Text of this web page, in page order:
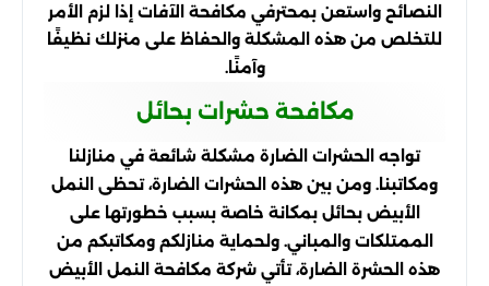
النصائح واستعن بمحترفي مكافحة الآفات إذا لزم الأمر
للتخلص من هذه المشكلة والحفاظ على منزلك نظيفًا
وآمنًا.
مكافحة حشرات بحائل
تواجه الحشرات الضارة مشكلة شائعة في منازلنا
ومكاتبنا. ومن بين هذه الحشرات الضارة، تحظى النمل
الأبيض بحائل بمكانة خاصة بسبب خطورتها على
الممتلكات والمباني. ولحماية منازلكم ومكاتبكم من
هذه الحشرة الضارة، تأتي شركة مكافحة النمل الأبيض